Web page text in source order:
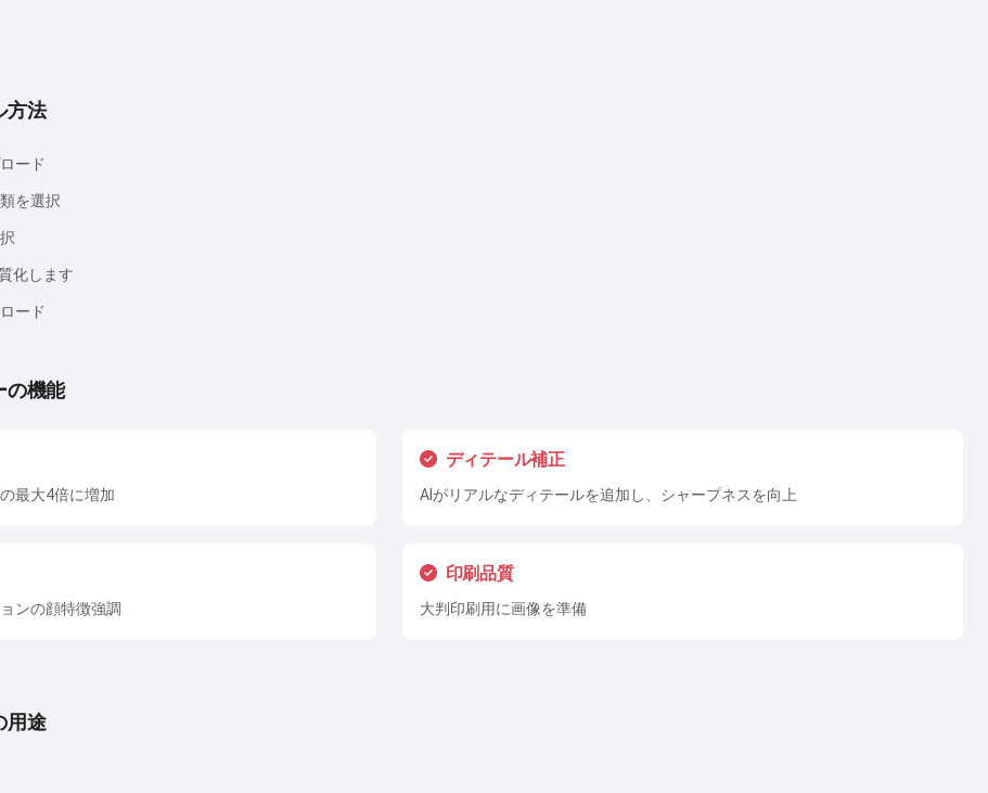
方法
ード
を選択
化します
ード
の機能
最大4倍に増加
ディテール補正
AIがリアルなディテールを追加し、シャープネスを向上
ンの顔特徴強調
印刷品質
大判印刷用に画像を準備
用途